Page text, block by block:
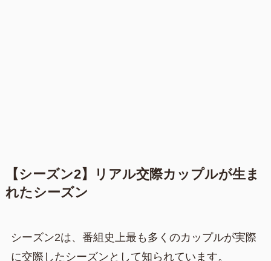
【シーズン2】リアル交際カップルが生ま
れたシーズン
シーズン2は、番組史上最も多くのカップルが実際
に交際したシーズンとして知られています。